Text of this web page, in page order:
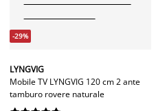
-29%
LYNGVIG
Mobile TV LYNGVIG 120 cm 2 ante
tamburo rovere naturale